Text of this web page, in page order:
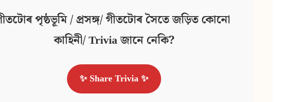
পৃষ্ঠভূমি / প্ৰসঙ্গ/ গীতটোৰ সৈতে জড়িত কোনো
কাহিনী/ Trivia জানে নেকি?
✨ Share Trivia ✨